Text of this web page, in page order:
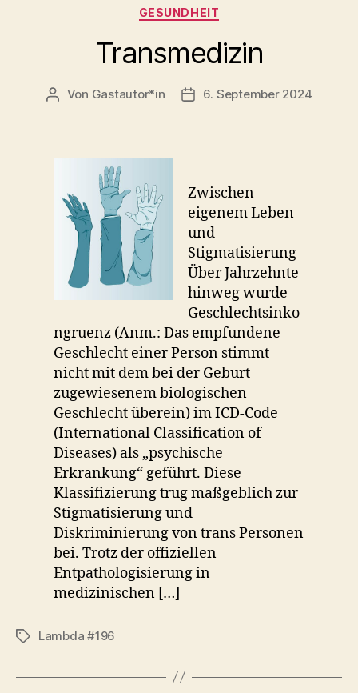
Kategorien
GESUNDHEIT
Transmedizin
Beitragsautor
Von Gastautor*in Beitragsdatum
6. September 2024
Zwischen
eigenem Leben
und
Stigmatisierung
Über Jahrzehnte
hinweg wurde
Geschlechtsinko
ngruenz (Anm.: Das empfundene
Geschlecht einer Person stimmt
nicht mit dem bei der Geburt
zugewiesenem biologischen
Geschlecht überein) im ICD-Code
(International Classification of
Diseases) als „psychische
Erkrankung“ geführt. Diese
Klassifizierung trug maßgeblich zur
Stigmatisierung und
Diskriminierung von trans Personen
bei. Trotz der offiziellen
Entpathologisierung in
medizinischen […]
Schlagwörter
Lambda #196